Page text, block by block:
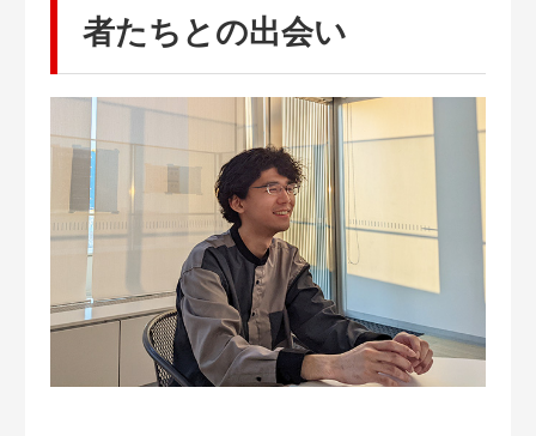
者たちとの出会い